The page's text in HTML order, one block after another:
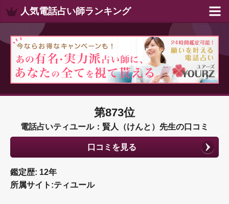
人気電話占い師ランキング
第873位
電話占いティユール：賢人（けんと）先生の口コミ
口コミを見る
鑑定歴: 12年
所属サイト:ティユール